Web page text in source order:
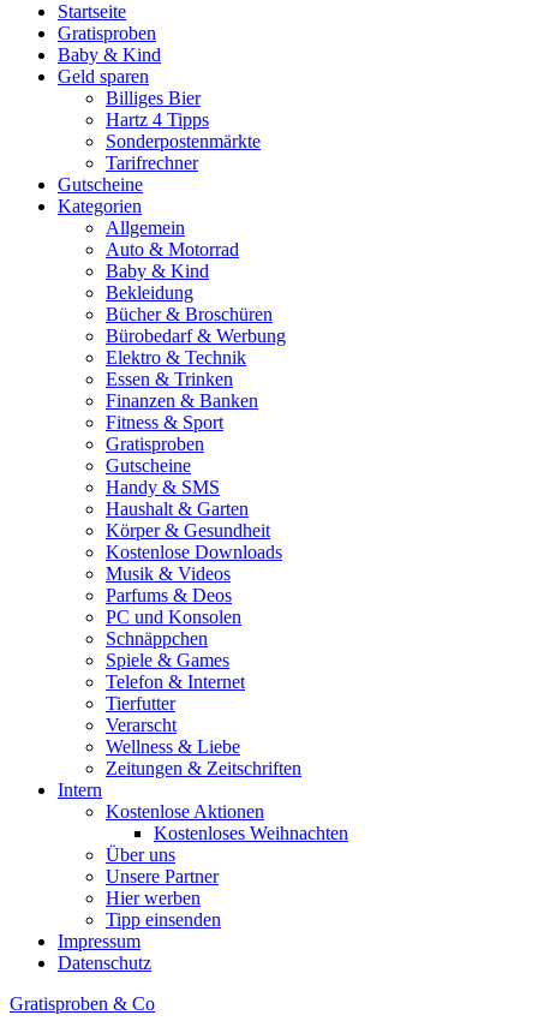
Startseite
Gratisproben
Baby & Kind
Geld sparen
Billiges Bier
Hartz 4 Tipps
Sonderpostenmärkte
Tarifrechner
Gutscheine
Kategorien
Allgemein
Auto & Motorrad
Baby & Kind
Bekleidung
Bücher & Broschüren
Bürobedarf & Werbung
Elektro & Technik
Essen & Trinken
Finanzen & Banken
Fitness & Sport
Gratisproben
Gutscheine
Handy & SMS
Haushalt & Garten
Körper & Gesundheit
Kostenlose Downloads
Musik & Videos
Parfums & Deos
PC und Konsolen
Schnäppchen
Spiele & Games
Telefon & Internet
Tierfutter
Verarscht
Wellness & Liebe
Zeitungen & Zeitschriften
Intern
Kostenlose Aktionen
Kostenloses Weihnachten
Über uns
Unsere Partner
Hier werben
Tipp einsenden
Impressum
Datenschutz
Gratisproben & Co